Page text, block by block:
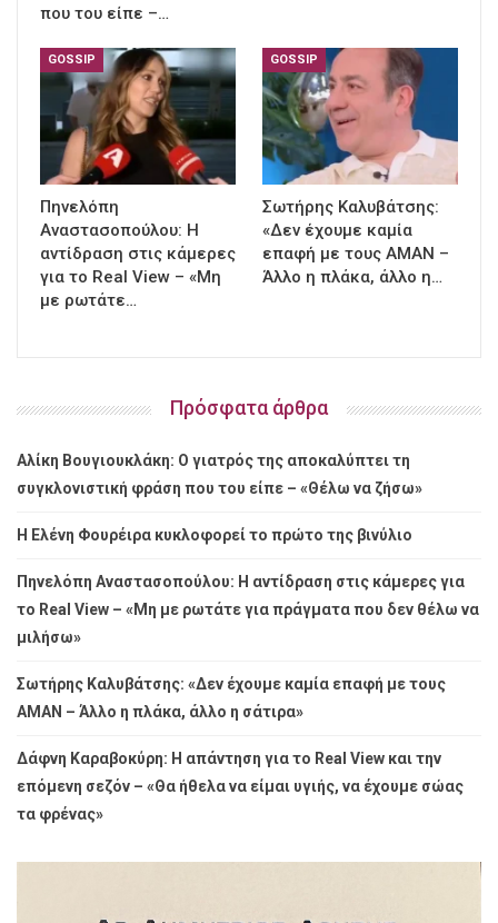
που του είπε –…
GOSSIP
Πηνελόπη
Αναστασοπούλου: Η
αντίδραση στις κάμερες
για το Real View – «Μη
με ρωτάτε…
GOSSIP
Σωτήρης Καλυβάτσης:
«Δεν έχουμε καμία
επαφή με τους ΑΜΑΝ –
Άλλο η πλάκα, άλλο η…
Πρόσφατα άρθρα
Αλίκη Βουγιουκλάκη: Ο γιατρός της αποκαλύπτει τη
συγκλονιστική φράση που του είπε – «Θέλω να ζήσω»
Η Ελένη Φουρέιρα κυκλοφορεί το πρώτο της βινύλιο
Πηνελόπη Αναστασοπούλου: Η αντίδραση στις κάμερες για
το Real View – «Μη με ρωτάτε για πράγματα που δεν θέλω να
μιλήσω»
Σωτήρης Καλυβάτσης: «Δεν έχουμε καμία επαφή με τους
ΑΜΑΝ – Άλλο η πλάκα, άλλο η σάτιρα»
Δάφνη Καραβοκύρη: Η απάντηση για το Real View και την
επόμενη σεζόν – «Θα ήθελα να είμαι υγιής, να έχουμε σώας
τα φρένας»